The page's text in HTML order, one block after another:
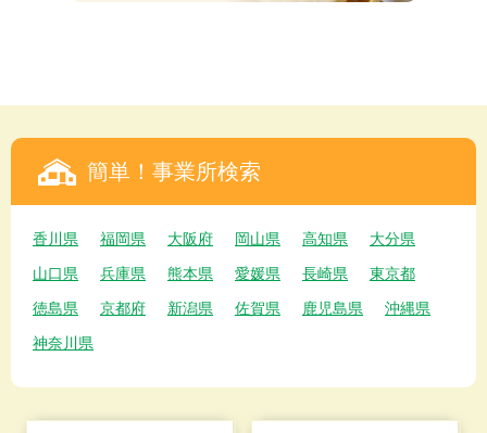
簡単！事業所検索
香川県 福岡県 大阪府 岡山県 高知県
大分県
山口県
兵庫県 熊本県 愛媛県 長崎県
東京都
徳島県
京都府 新潟県 佐賀県 鹿児島県
沖縄県
神奈川県